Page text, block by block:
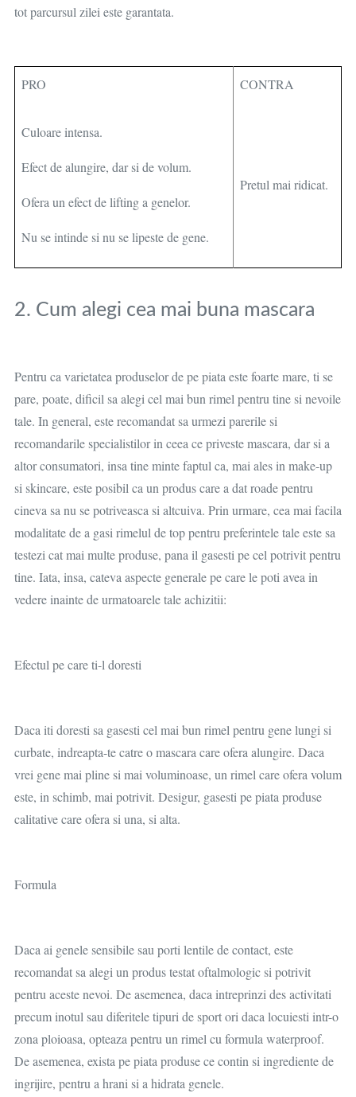
tot parcursul zilei este garantata.
PRO CONTRA
Culoare intensa.
Efect de alungire, dar si de volum.
Ofera un efect de lifting a genelor.
Nu se intinde si nu se lipeste de gene.
Pretul mai ridicat.
2. Cum alegi cea mai buna mascara
Pentru ca varietatea produselor de pe piata este foarte mare, ti se
pare, poate, dificil sa alegi cel mai bun rimel pentru tine si nevoile
tale. In general, este recomandat sa urmezi parerile si
recomandarile specialistilor in ceea ce priveste mascara, dar si a
altor consumatori, insa tine minte faptul ca, mai ales in make-up
si skincare, este posibil ca un produs care a dat roade pentru
cineva sa nu se potriveasca si altcuiva. Prin urmare, cea mai facila
modalitate de a gasi rimelul de top pentru preferintele tale este sa
testezi cat mai multe produse, pana il gasesti pe cel potrivit pentru
tine. Iata, insa, cateva aspecte generale pe care le poti avea in
vedere inainte de urmatoarele tale achizitii:
Efectul pe care ti-l doresti
Daca iti doresti sa gasesti cel mai bun rimel pentru gene lungi si
curbate, indreapta-te catre o mascara care ofera alungire. Daca
vrei gene mai pline si mai voluminoase, un rimel care ofera volum
este, in schimb, mai potrivit. Desigur, gasesti pe piata produse
calitative care ofera si una, si alta.
Formula
Daca ai genele sensibile sau porti lentile de contact, este
recomandat sa alegi un produs testat oftalmologic si potrivit
pentru aceste nevoi. De asemenea, daca intreprinzi des activitati
precum inotul sau diferitele tipuri de sport ori daca locuiesti intr-o
zona ploioasa, opteaza pentru un rimel cu formula waterproof.
De asemenea, exista pe piata produse ce contin si ingrediente de
ingrijire, pentru a hrani si a hidrata genele.